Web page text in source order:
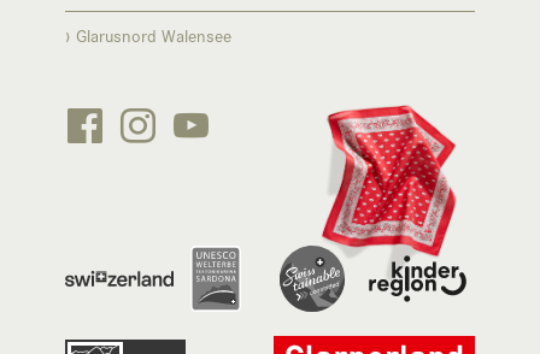
Glarusnord Walensee

 